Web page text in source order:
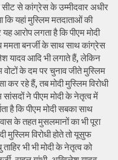
सीट से कांग्रेस के उम्मीदवार अधीर
कि यहां मुस्लिम मतदाताओं की
आरोप लगता है कि पीएम मोदी
ममता बनर्जी के साथ साथ कांग्रेस
यादव आदि भी लगाते हैं, लेकिन
के दम पर चुनाव जीते मुस्लिम
कर रहे हैं, तब मोदी मुस्लिम विरोधी
ने पीएम मोदी के नेतृत्व में
है कि पीएम मोदी सबका साथ
के तहत मुसलमानों का भी पूरा
मुस्लिम विरोधी होते तो यूसुफ
भी भी मोदी के नेतृत्व को